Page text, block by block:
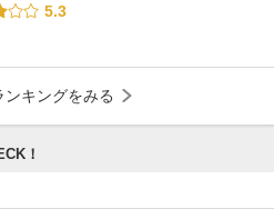
5.3
キングをみる
！